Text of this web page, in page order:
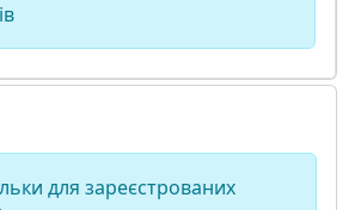
для зареєстрованих